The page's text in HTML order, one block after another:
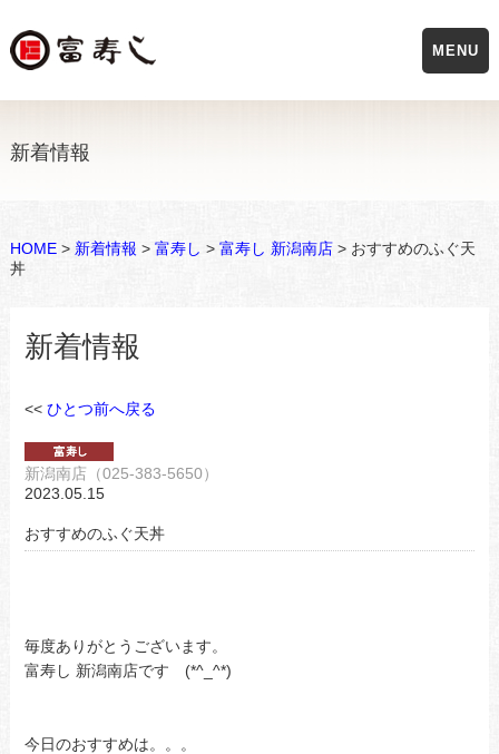
新着情報
HOME> 新着情報 > 富寿し > 富寿し 新潟南店> おすすめのふぐ天
丼
新着情報
<< ひとつ前へ戻る
新潟南店（025-383-5650）
2023.05.15
おすすめのふぐ天丼
毎度ありがとうございます。
富寿し 新潟南店です (*^_^*)
今日のおすすめは。。。
MENU